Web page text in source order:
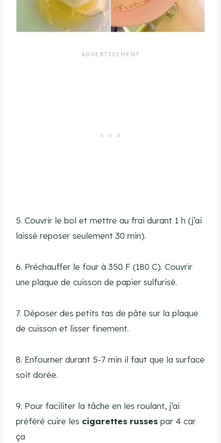
5. Couvrir le bol et mettre au frai durant 1 h (j’ai
laissé reposer seulement 30 min).
6. Préchauffer le four à 350 F (180 C). Couvrir
une plaque de cuisson de papier sulfurisé.
7. Déposer des petits tas de pâte sur la plaque
de cuisson et lisser finement.
8. Enfourner durant 5-7 min il faut que la surface
soit dorée.
9. Pour faciliter la tâche en les roulant, j’ai
préféré cuire les cigarettes russes par 4 car
ça